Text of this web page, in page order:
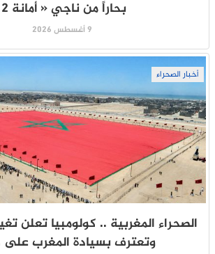
بحاراً من ناجي « أمانة 2 »
9 أغسطس 2026
أخبار الصحراء
الصحراء المغربية .. كولومبيا تعلن
وتعترف بسيادة المغرب على